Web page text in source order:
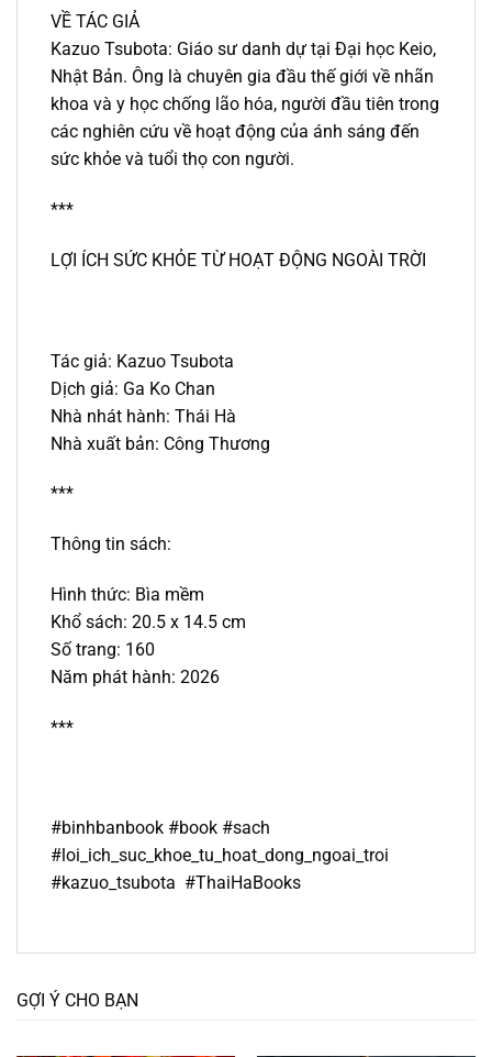
VỀ TÁC GIẢ
Kazuo Tsubota: Giáo sư danh dự tại Đại học Keio,
Nhật Bản. Ông là chuyên gia đầu thế giới về nhãn
khoa và y học chống lão hóa, người đầu tiên trong
các nghiên cứu về hoạt động của ánh sáng đến
sức khỏe và tuổi thọ con người.
***
LỢI ÍCH SỨC KHỎE TỪ HOẠT ĐỘNG NGOÀI TRỜI
Tác giả: Kazuo Tsubota
Dịch giả: Ga Ko Chan
Nhà nhát hành: Thái Hà
Nhà xuất bản: Công Thương
***
Thông tin sách:
Hình thức: Bìa mềm
Khổ sách: 20.5 x 14.5 cm
Số trang: 160
Năm phát hành: 2026
***
#binhbanbook #book #sach
# loi_ich_suc_khoe_tu_hoat_dong_ngoai_troi
#kazuo_tsubota #ThaiHaBooks
GỢI Ý CHO BẠN